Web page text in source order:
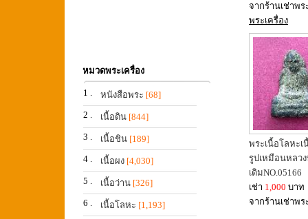
หมวดพระเครื่อง
1 . หนังสือพระ [68]
2 .
เนื้อดิน [844]
3 .
เนื้อชิน [189]
4 .
เนื้อผง [4,030]
5 .
เนื้อว่าน [326]
6 .
เนื้อโลหะ [1,193]
จากร้านเช่าพ
พระเครื่อง
พระเนื้อโลหะ
รูปเหมือนหลว
เดิมNO.05166
เช่า 1,000 บาท
จากร้านเช่าพ